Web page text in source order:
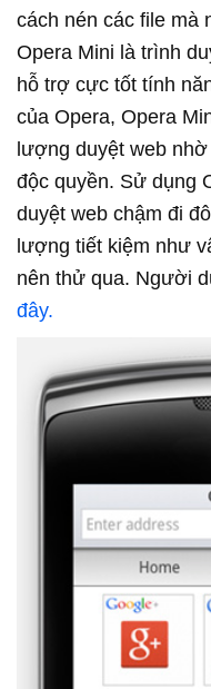
cách nén các file mà
Opera Mini là trình
hỗ trợ cực tốt tính
của Opera, Opera
lượng duyệt web
độc quyền. Sử dụng
duyệt web chậm đi
lượng tiết kiệm như
nên thử qua. Người
đây.